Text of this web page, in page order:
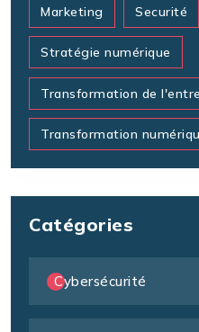
Marketing Securité
Stratégie numérique
Transformation de
Transformation
Catégories
Cybersécurité